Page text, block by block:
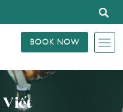
BOOK NOW
Viết